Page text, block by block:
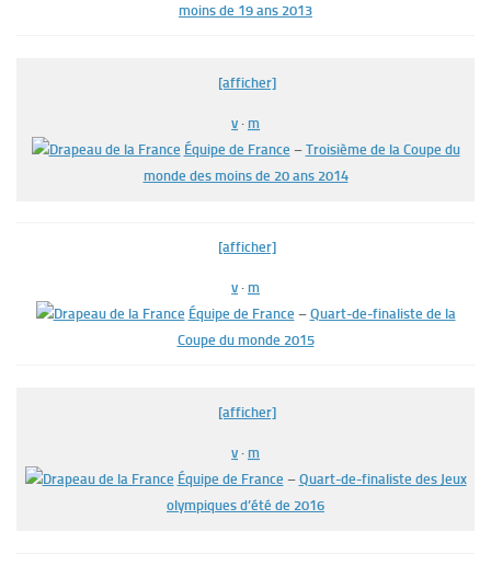
moins de 19 ans 2013
[afficher]
v · m
Équipe de France – Troisième de la Coupe du
monde des moins de 20 ans 2014
[afficher]
v · m
Équipe de France – Quart-de-finaliste de la
Coupe du monde 2015
[afficher]
v · m
Équipe de France – Quart-de-finaliste des Jeux
olympiques d’été de 2016